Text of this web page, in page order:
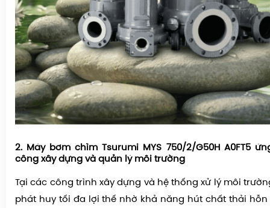
2. Máy bơm chìm Tsurumi MYS 750/2/G50H A0FT5
công xây dựng và quản lý môi trường
Tại các công trình xây dựng và hệ thống xử lý môi
phát huy tối đa lợi thế nhờ khả năng hút chất thải hỗn